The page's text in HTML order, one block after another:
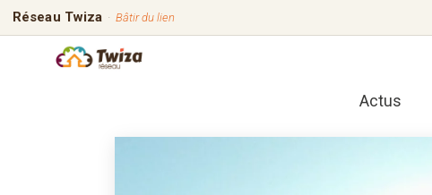
Réseau Twiza · Bâtir du lien
Actus